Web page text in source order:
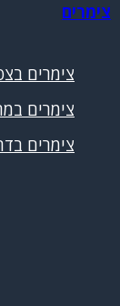
צימרים
צימרים
צימרים
צימרים